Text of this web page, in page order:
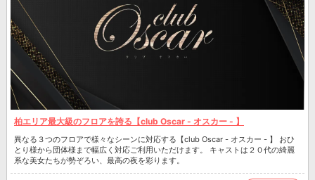
柏エリア最大級のフロアを誇る【club Oscar - オスカー - 】
異なる３つのフロアで様々なシーンに対応する【club Oscar - オスカー - 】 おひ
とり様から団体様まで幅広く対応ご利用いただけます。 キャストは２０代の綺麗
系な美女たちが勢ぞろい、最高の夜を彩ります。